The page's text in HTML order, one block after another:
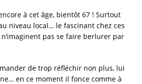
à cet âge, bientôt 67 ! Surtout
niveau local… le fascinant chez ces
pas se faire berlurer par
de trop réfléchir non plus, lui
en ce moment il fonce comme à